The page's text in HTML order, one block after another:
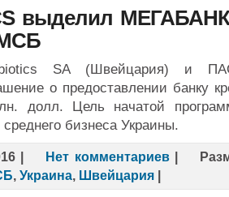
выделил
SA (Швейцария) и
о предоставлении банку
долл. Цель начатой
бизнеса Украины.
| Нет комментариев
, Украина, Швейцария|